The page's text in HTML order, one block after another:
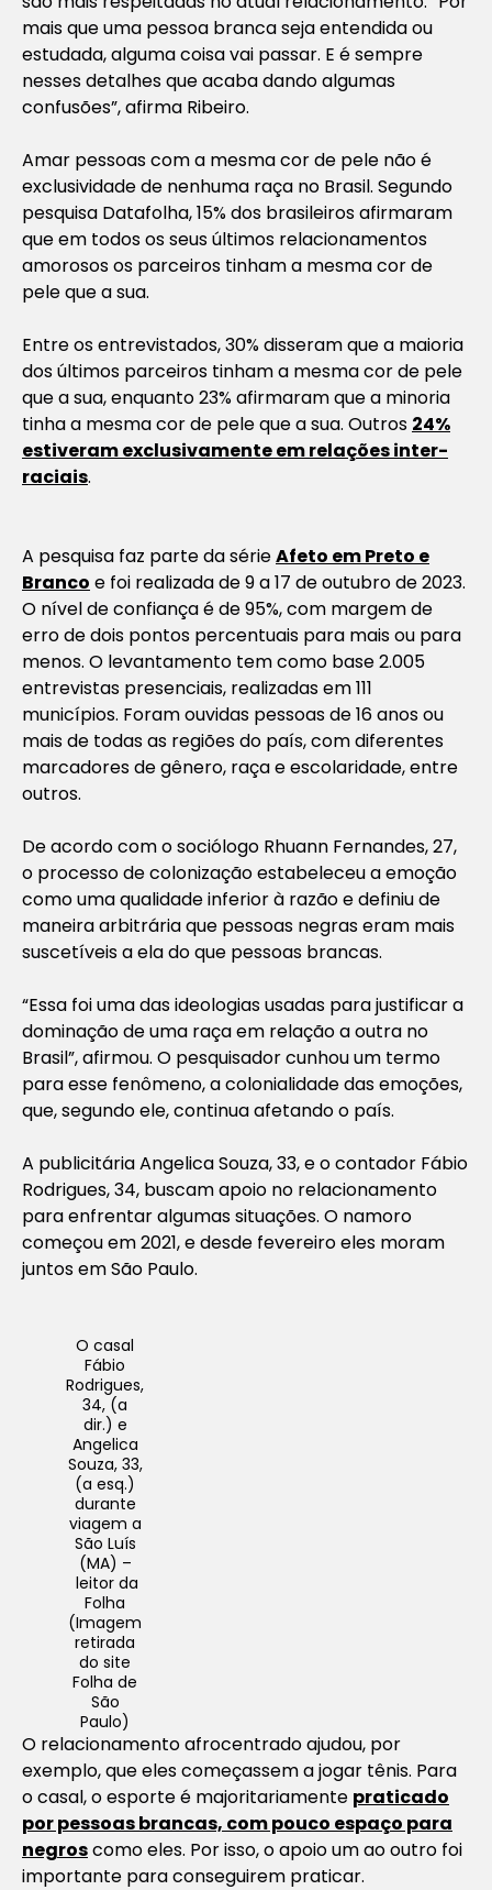
mais que uma pessoa branca seja entendida ou
estudada, alguma coisa vai passar. E é sempre
nesses detalhes que acaba dando algumas
confusões”, afirma Ribeiro.
Amar pessoas com a mesma cor de pele não é
exclusividade de nenhuma raça no Brasil. Segundo
pesquisa Datafolha, 15% dos brasileiros afirmaram
que em todos os seus últimos relacionamentos
amorosos os parceiros tinham a mesma cor de
pele que a sua.
Entre os entrevistados, 30% disseram que a maioria
dos últimos parceiros tinham a mesma cor de pele
que a sua, enquanto 23% afirmaram que a minoria
tinha a mesma cor de pele que a sua. Outros 24%
estiveram exclusivamente em relações inter-
raciais.
A pesquisa faz parte da sérieAfeto em Preto e
Branco e foi realizada de 9 a 17 de outubro de 2023.
O nível de confiança é de 95%, com margem de
erro de dois pontos percentuais para mais ou para
menos. O levantamento tem como base 2.005
entrevistas presenciais, realizadas em 111
municípios. Foram ouvidas pessoas de 16 anos ou
mais de todas as regiões do país, com diferentes
marcadores de gênero, raça e escolaridade, entre
outros.
De acordo com o sociólogo Rhuann Fernandes, 27,
o processo de colonização estabeleceu a emoção
como uma qualidade inferior à razão e definiu de
maneira arbitrária que pessoas negras eram mais
suscetíveis a ela do que pessoas brancas.
“Essa foi uma das ideologias usadas para justificar a
dominação de uma raça em relação a outra no
Brasil”, afirmou. O pesquisador cunhou um termo
para esse fenômeno, a colonialidade das emoções,
que, segundo ele, continua afetando o país.
A publicitária Angelica Souza, 33, e o contador Fábio
Rodrigues, 34, buscam apoio no relacionamento
para enfrentar algumas situações. O namoro
começou em 2021, e desde fevereiro eles moram
juntos em São Paulo.
O casal
Fábio
Rodrigues,
34, (a
dir.) e
Angelica
Souza, 33,
(a esq.)
durante
viagem a
São Luís
(MA) –
leitor da
Folha
(Imagem
retirada
do site
Folha de
São
Paulo)
O relacionamento afrocentrado ajudou, por
exemplo, que eles começassem a jogar tênis. Para
o casal, o esporte é majoritariamente praticado
por pessoas brancas, com pouco espaço para
negroscomo eles. Por isso, o apoio um ao outro foi
importante para conseguirem praticar.